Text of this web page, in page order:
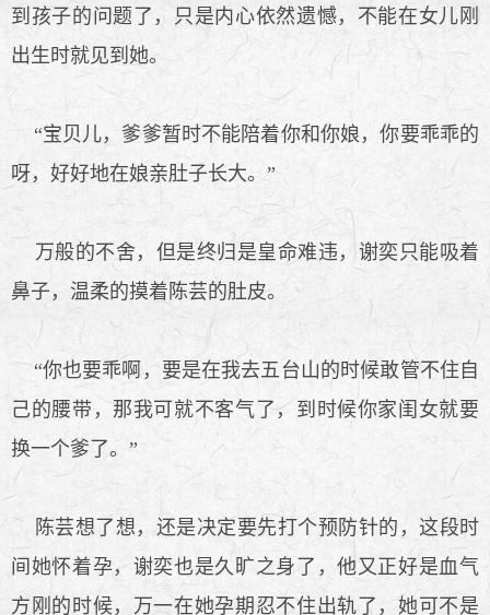
到孩子的问题了，只是内心依然遗憾，不能在女儿刚
出生时就见到她。
“宝贝儿，爹爹暂时不能陪着你和你娘，你要乖乖的
呀，好好地在娘亲肚子长大。”
万般的不舍，但是终归是皇命难违，谢奕只能吸着
鼻子，温柔的摸着陈芸的肚皮。
“你也要乖啊，要是在我去五台山的时候敢管不住自
己的腰带，那我可就不客气了，到时候你家闺女就要
换一个爹了。”
陈芸想了想，还是决定要先打个预防针的，这段时
间她怀着孕，谢奕也是久旷之身了，他又正好是血气
方刚的时候，万一在她孕期忍不住出轨了，她可不是